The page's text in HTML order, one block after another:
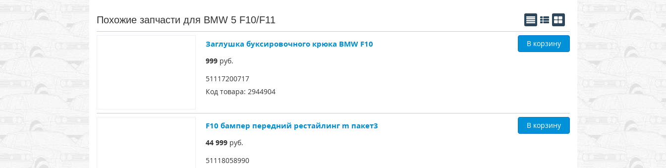
Похожие запчасти для BMW 5 F10/F11
Заглушка буксировочного крюка BMW F10
999руб.
51117200717
Код товара: 2944904
В корзину
F10 бампер передний рестайлинг m пакет3
44 999руб.
51118058990
В корзину